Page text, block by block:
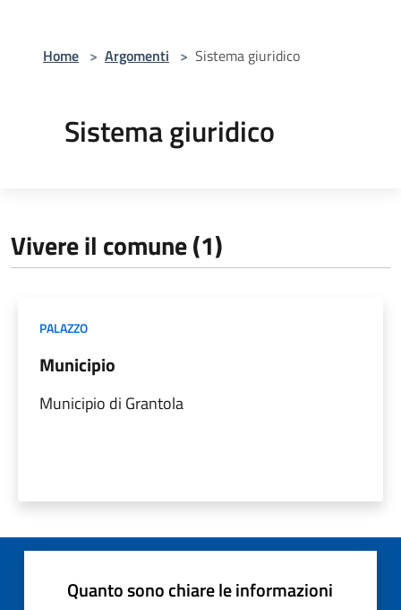
Home > Argomenti > Sistema giuridico
Sistema giuridico
Vivere il comune (1)
PALAZZO
Municipio
Municipio di Grantola
Quanto sono chiare le informazioni